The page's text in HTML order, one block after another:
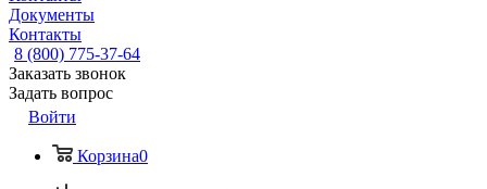
Документы
Контакты
8 (800) 775-37-64
Заказать звонок
Задать вопрос
Войти
Корзина0